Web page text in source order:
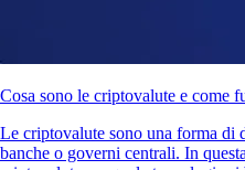
Cosa sono le criptovalute e come
Le criptovalute sono una forma di
banche o governi centrali. In